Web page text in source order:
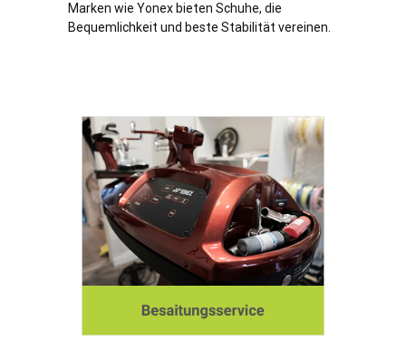
Marken wie Yonex bieten Schuhe, die
Bequemlichkeit und beste Stabilität vereinen.